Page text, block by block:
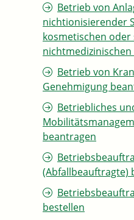
Betrieb von
nichtionisierender
kosmetischen oder
nichtmedizinischen
Betrieb von
Genehmigung
Betriebliches
beantragen
(Abfallbeauftragte)
bestellen